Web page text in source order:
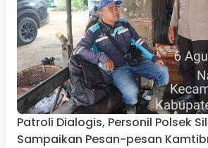
Patroli Dialogis, Personil Polsek
Sampaikan Pesan-pesan